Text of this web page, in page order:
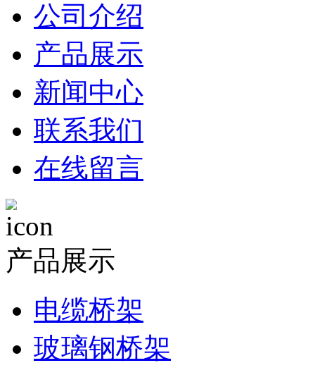
公司介绍
产品展示
新闻中心
联系我们
在线留言
产品展示
电缆桥架
玻璃钢桥架